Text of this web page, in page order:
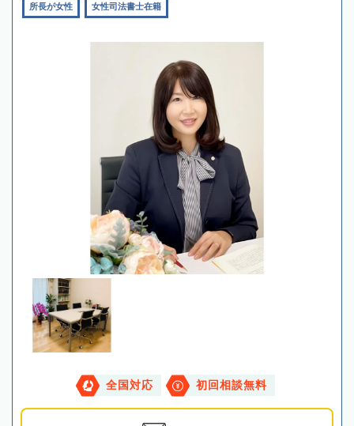
所長が女性 女性司法書士在籍
全国対応 初回相談無料